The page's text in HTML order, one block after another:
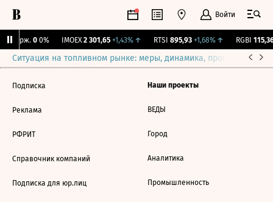
Войти
Бирж. 0 0% IMOEX 2 301,65 +1,43%↑ RTSI 895,93 +1,68%↑ RGBI 115,36
Ситуация на топливном рынке: меры, динамика, прогнозы
Подписка
Реклама
РФРИТ
Справочник компаний
Подписка для юр.лиц
Наши проекты
ВЕДЫ
Город
Аналитика
Промышленность